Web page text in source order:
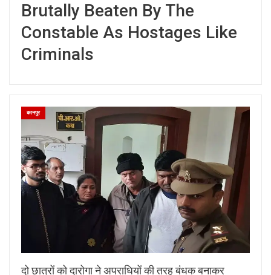
Brutally Beaten By The
Constable As Hostages Like
Criminals
कानपुर
दो छात्रों को दारोगा ने अपराधियों की तरह बंधक बनाकर